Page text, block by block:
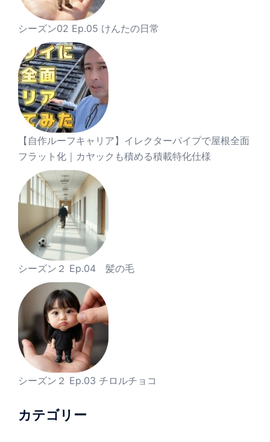
シーズン02 Ep.05 けんたの日常
【自作ルーフキャリア】イレクターパイプで屋根全面
フラット化｜カヤックも積める積載特化仕様
シーズン２ Ep.04 髪の毛
シーズン２ Ep.03 チロルチョコ
カテゴリー